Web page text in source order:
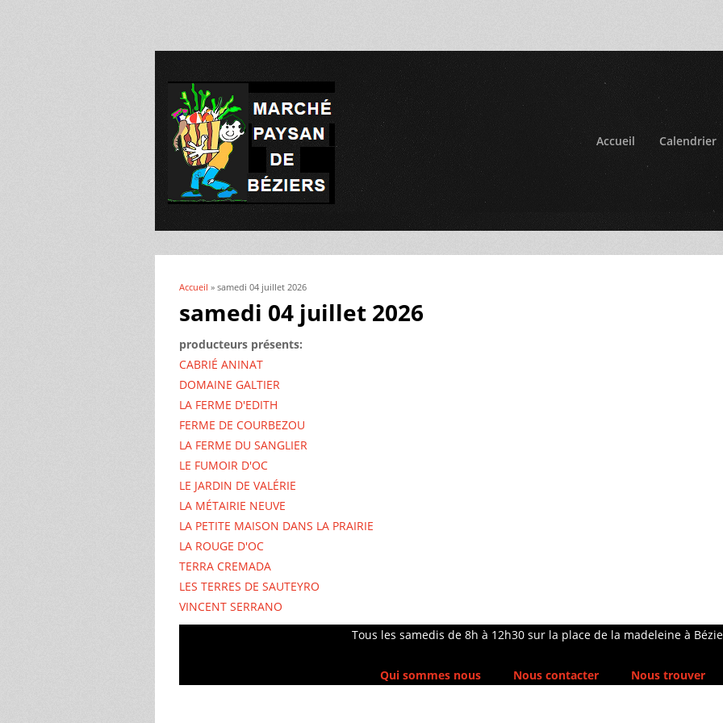
Accueil Calendrier
Vous êtes ici
Accueil » samedi 04 juillet 2026
samedi 04 juillet 2026
producteurs présents:
CABRIÉ ANINAT
DOMAINE GALTIER
LA FERME D'EDITH
FERME DE COURBEZOU
LA FERME DU SANGLIER
LE FUMOIR D'OC
LE JARDIN DE VALÉRIE
LA MÉTAIRIE NEUVE
LA PETITE MAISON DANS LA PRAIRIE
LA ROUGE D'OC
TERRA CREMADA
LES TERRES DE SAUTEYRO
VINCENT SERRANO
Tous les samedis de 8h à 12h30 sur la place de la madeleine à
Qui sommes nous Nous contacter Nous trouver